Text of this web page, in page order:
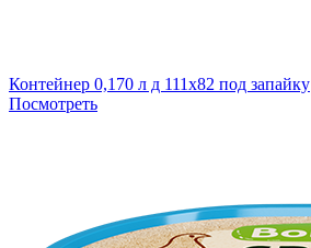
Контейнер 0,170 л д 111х82 под запайку
Посмотреть